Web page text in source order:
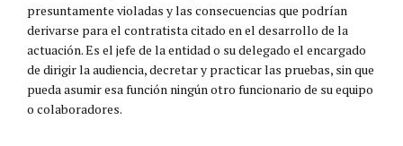
presuntamente violadas y las consecuencias que podrían
derivarse para el contratista citado en el desarrollo de la
actuación. Es el jefe de la entidad o su delegado el encargado
de dirigir la audiencia, decretar y practicar las pruebas, sin que
pueda asumir esa función ningún otro funcionario de su equipo
o colaboradores.